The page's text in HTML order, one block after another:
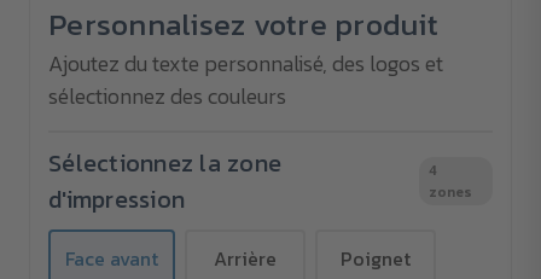
fond
octogonal
280
ml
à
fond
octogonal
280
ml
Personnalisez votre produit
Ajoutez du texte personnalisé, des logos et
sélectionnez des couleurs
Sélectionnez la zone
d'impression
4
zones
Face avant Arrière Poignet